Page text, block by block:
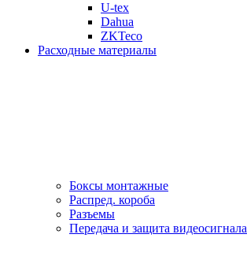
U-tex
Dahua
ZKTeco
Расходные материалы
Боксы монтажные
Распред. короба
Разъемы
Передача и защита видеосигнала